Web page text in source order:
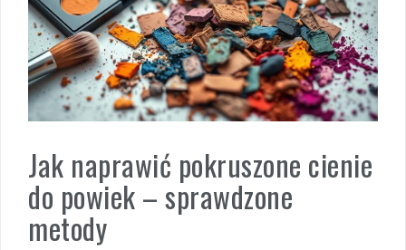
Jak naprawić pokruszone cienie
do powiek – sprawdzone
metody